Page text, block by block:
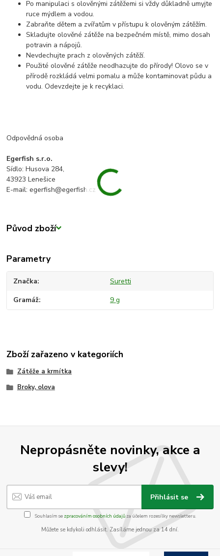
Po manipulaci s olověnými zátěžemi si vždy důkladně umyjte
ruce mýdlem a vodou.
Zabraňte dětem a zvířatům v přístupu k olověným zátěžím.
Skladujte olověné zátěže na bezpečném místě, mimo dosah
potravin a nápojů.
Nevdechujte prach z olověných zátěží.
Použité olověné zátěže neodhazujte do přírody! Olovo se v
přírodě rozkládá velmi pomalu a může kontaminovat půdu a
vodu. Odevzdejte je k recyklaci.
Odpovědná osoba
Egerfish s.r.o.
Sídlo: Husova 284,
43923 Lenešice
E-mail: egerfish@egerfish.cz
Původ zboží
Parametry
Značka Suretti
Gramáž 9 g
Zboží zařazeno v kategoriích
Zátěže a krmítka
Broky, olova
Nepropásněte novinky, akce a
slevy!
Přihlásit se
Souhlasím se zpracováním osobních údajůza účelem rozesílky newsletteru.
Můžete se kdykoli odhlásit. Zasíláme jednou za 14 dní.